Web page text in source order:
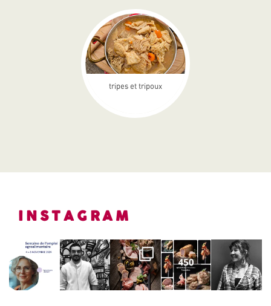
tripes et tripoux
INSTAGRAM